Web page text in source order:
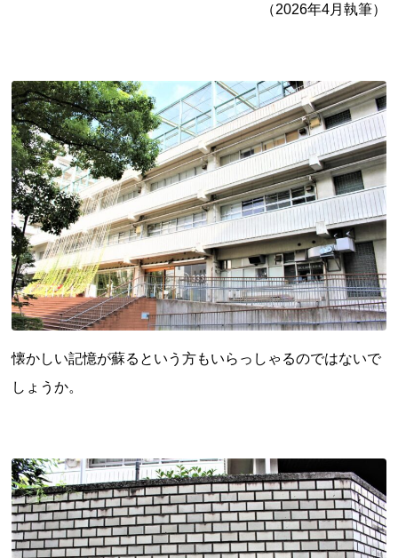
（2026年4月執筆）
懐かしい記憶が蘇るという方もいらっしゃるのではないで
しょうか。